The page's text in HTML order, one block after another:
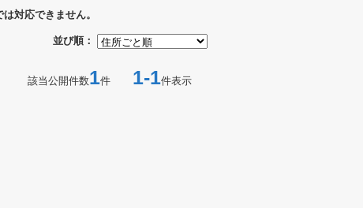
対応できません。
並び順：
該当公開件数1件 1-1件表示